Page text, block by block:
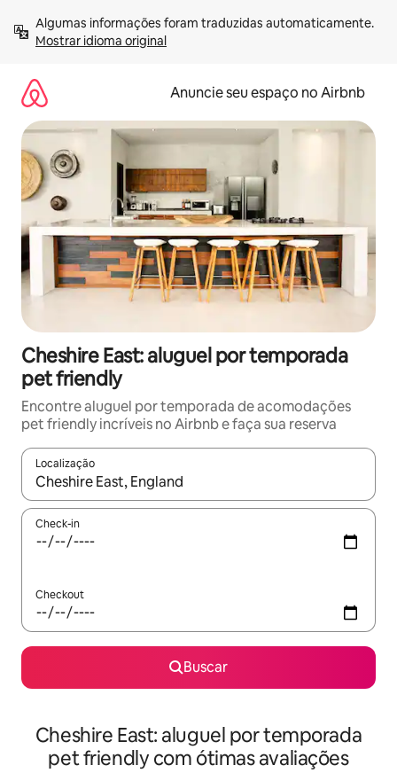
para
Mostrar idioma original
Anuncie seu espaço no Airbnb
Cheshire East: aluguel por temporada
pet friendly
Encontre aluguel por temporada de acomodações
pet friendly incríveis no Airbnb e faça sua reserva
Localização
Quando os resultados estiverem disponíveis, explore-os
Check-in
Checkout
Buscar
Cheshire East: aluguel por temporada
pet friendly com ótimas avaliações